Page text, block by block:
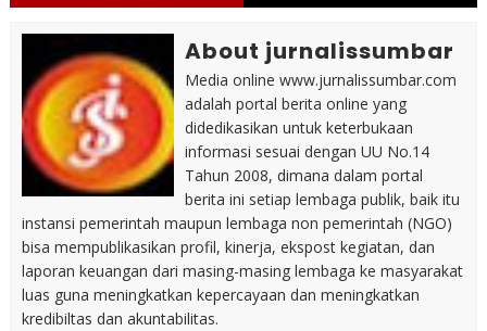
About jurnalissumbar
Media online www.jurnalissumbar.com
adalah portal berita online yang
didedikasikan untuk keterbukaan
informasi sesuai dengan UU No.14
Tahun 2008, dimana dalam portal
berita ini setiap lembaga publik, baik itu
instansi pemerintah maupun lembaga non pemerintah (NGO)
bisa mempublikasikan profil, kinerja, ekspost kegiatan, dan
laporan keuangan dari masing-masing lembaga ke masyarakat
luas guna meningkatkan kepercayaan dan meningkatkan
kredibiltas dan akuntabilitas.